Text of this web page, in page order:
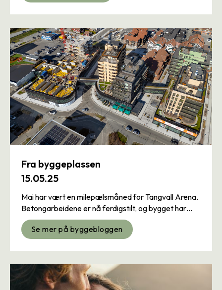
Fra byggeplassen
15.05.25
Mai har vært en milepælsmåned for Tangvall Arena.
Betongarbeidene er nå ferdigstilt, og bygget har
nådd sin fulle høyde. Prosjektet fremstår tydelig i
landskapet, og man får for første gang oppleve
helheten i det som skal bli et nytt, sentralt bolig- og
næringsområde.
I løpet av måneden har tømrerne startet arbeider i
3. etasje, og prosjektet går nå inn i neste fase.
Se mer på byggebloggen